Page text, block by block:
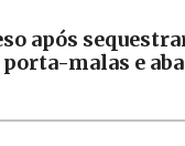
após
malas e